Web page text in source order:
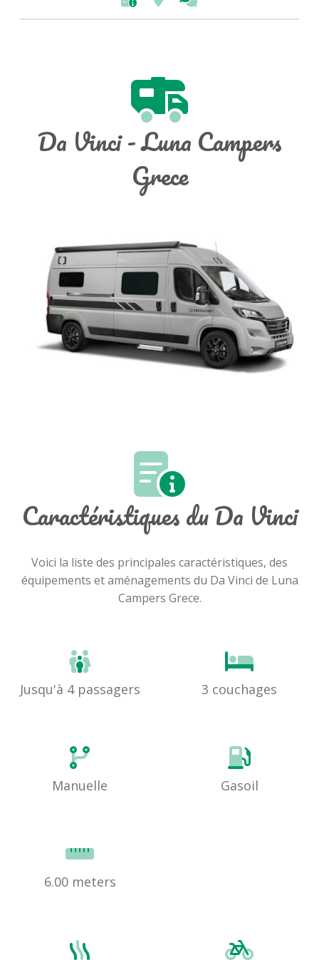
Da Vinci - Luna Campers
Grece
Caractéristiques du Da Vinci
Voici la liste des principales caractéristiques, des
équipements et aménagements du Da Vinci de Luna
Campers Grece.
Jusqu'à 4 passagers 3 couchages
Manuelle Gasoil
6.00 meters